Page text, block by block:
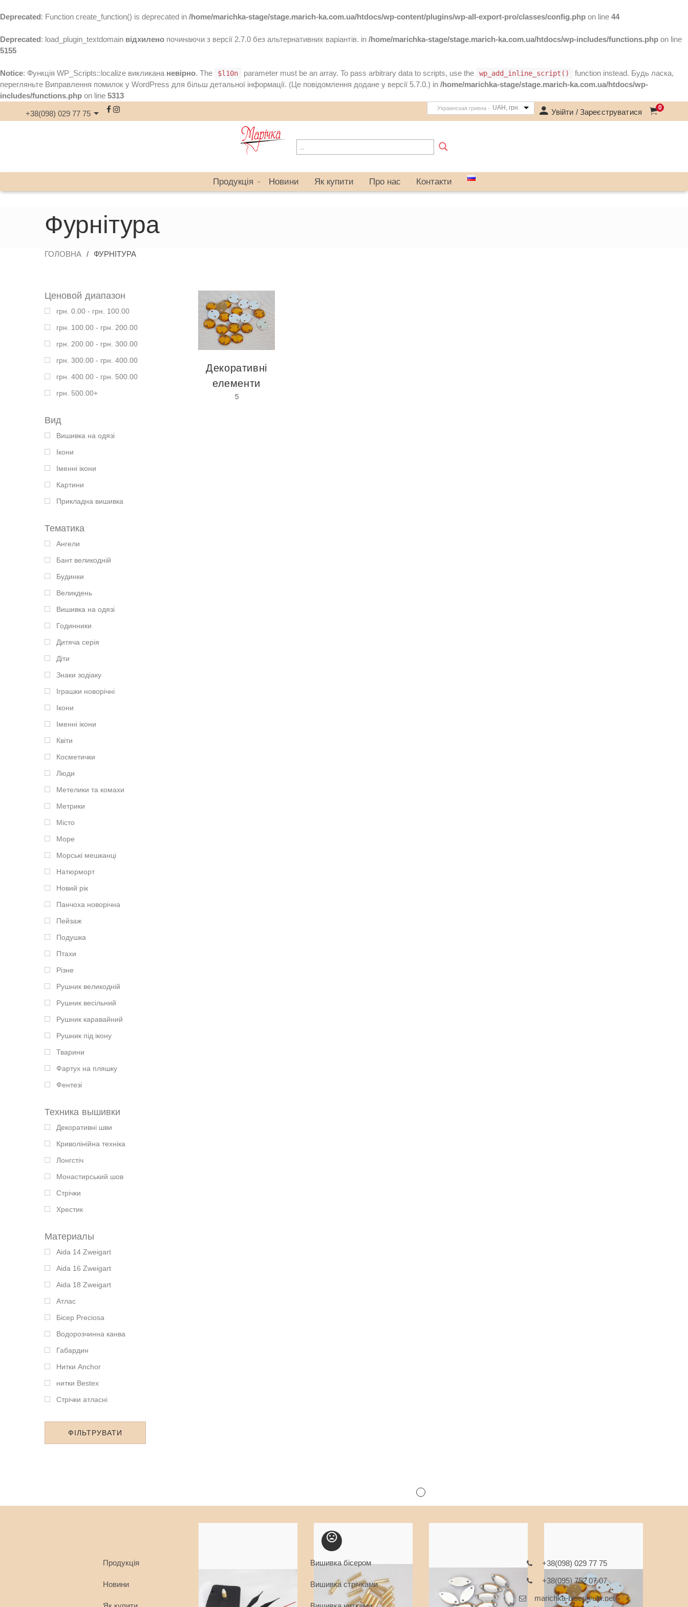
Deprecated: Function create_function() is deprecated in /home/marichka-stage/stage.marich-ka.com.ua/htdocs/wp-content/plugins/wp-all-export-pro/classes/config.php on line 44
Deprecated: load_plugin_textdomain відхилено починаючи з версії 2.7.0 без альтернативних варіантів. in /home/marichka-stage/stage.marich-ka.com.ua/htdocs/wp-includes/functions.php on line
5155
Notice: Функція WP_Scripts::localize викликана невірно. The $l10n parameter must be an array. To pass arbitrary data to scripts, use the wp_add_inline_script()
function instead. Будь ласка,
перегляньте Виправлення помилок у WordPress для більш детальної інформації. (Це повідомлення додане у версії 5.7.0.) in /home/marichka-stage/stage.marich-ka.com.ua/htdocs/wp-
includes/functions.php on line 5313
+38(098) 029 77 75
UAH, грн.
Украинская гривна - Увійти / Зареєструватися 0
Продукція Новини Як купити Про нас Контакти
Фурнітура
ГОЛОВНА / ФУРНІТУРА
Декоративні
елементи
5
Ценовой диапазон
грн. 0.00 - грн. 100.00
грн. 100.00 - грн. 200.00
грн. 200.00 - грн. 300.00
грн. 300.00 - грн. 400.00
грн. 400.00 - грн. 500.00
грн. 500.00+
Вид
Вишивка на одязі
Ікони
Іменні ікони
Картини
Прикладна вишивка
Тематика
Ангели
Бант великодній
Будинки
Великдень
Вишивка на одязі
Годинники
Дитяча серія
Діти
Знаки зодіаку
Іграшки новорічні
Ікони
Іменні ікони
Квіти
Косметички
Люди
Метелики та комахи
Метрики
Місто
Море
Морські мешканці
Натюрморт
Новий рік
Панчоха новорічна
Пейзаж
Подушка
Птахи
Різне
Рушник великодній
Рушник весільний
Рушник каравайний
Рушник під ікону
Тварини
Фартух на пляшку
Фентезі
Техника вышивки
Декоративні шви
Криволінійна техніка
Лонгстіч
Монастирський шов
Стрічки
Хрестик
Материалы
Aida 14 Zweigart
Aida 16 Zweigart
Aida 18 Zweigart
Атлас
Бісер Preciosa
Водорозчинна канва
Габардин
Нитки Anchor
нитки Bestex
Стрічки атласні
ФІЛЬТРУВАТИ
Продукція
Новини
Вишивка бісером
Вишивка стрічками
+38(098) 029 77 75
+38(095) 752 07 07
marichka-biser@ukr.net